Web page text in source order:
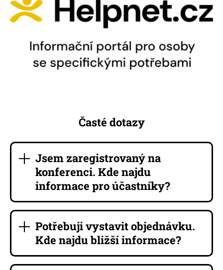
Časté dotazy
Jsem zaregistrovaný na
konferenci. Kde najdu
informace pro účastníky?
Potřebuji vystavit objednávku.
Kde najdu bližší informace?